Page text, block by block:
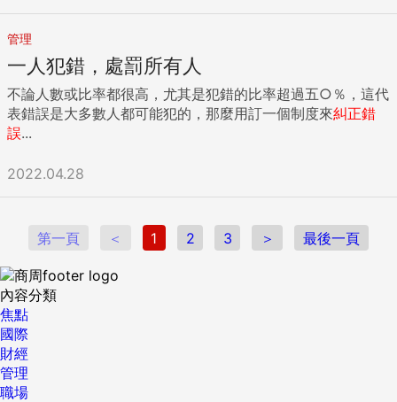
管理
一人犯錯，處罰所有人
不論人數或比率都很高，尤其是犯錯的比率超過五○％，這代
表錯誤是大多數人都可能犯的，那麼用訂一個制度來糾正錯
誤...
2022.04.28
第一頁 ＜ 1 2 3 ＞ 最後一頁
內容分類
焦點
國際
財經
管理
職場